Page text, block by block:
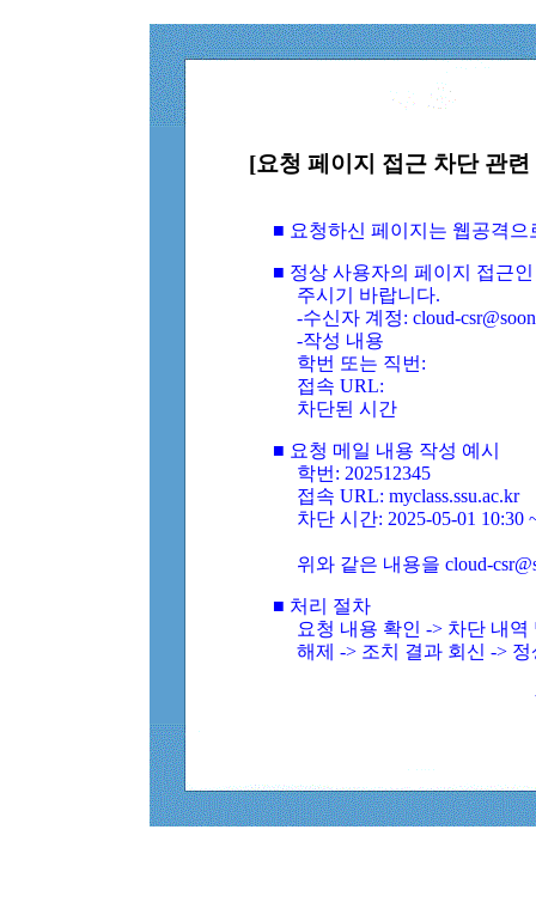
[요청 페이지 접근 차단 관
■ 요청하신 페이지는 웹공격
■ 정상 사용자의 페이지 접근
주시기 바랍니다.
-수신자 계정: cloud-
-작성 내용
학번 또는 직번:
접속 URL:
차단된 시간
■ 요청 메일 내용 작성 예시
학번: 202512345
접속 URL: myclass.ssu.ac.kr
차단 시간: 2025-05-01 10:30
위와 같은 내용을 cloud-
■ 처리 절차
요청 내용 확인 -> 차단 내
해제 -> 조치 결과 회신 ->